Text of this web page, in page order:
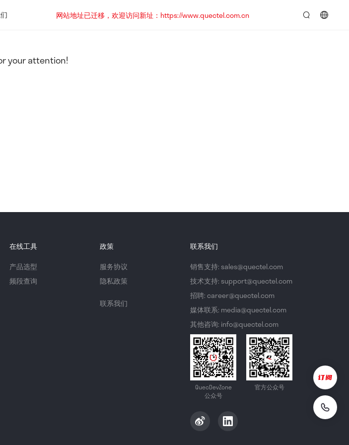
网站地址已迁移，欢迎访问新址：https://www.quectel.com.cn
your attention!
在线工具
产品选型
频段查询
政策
服务协议
隐私政策
联系我们
联系我们
销售支持: sales@quectel.com
技术支持: support@quectel.com
招聘: career@quectel.com
媒体联系: media@quectel.com
其他咨询: info@quectel.com
QuecDevZone
公众号
官方公众号